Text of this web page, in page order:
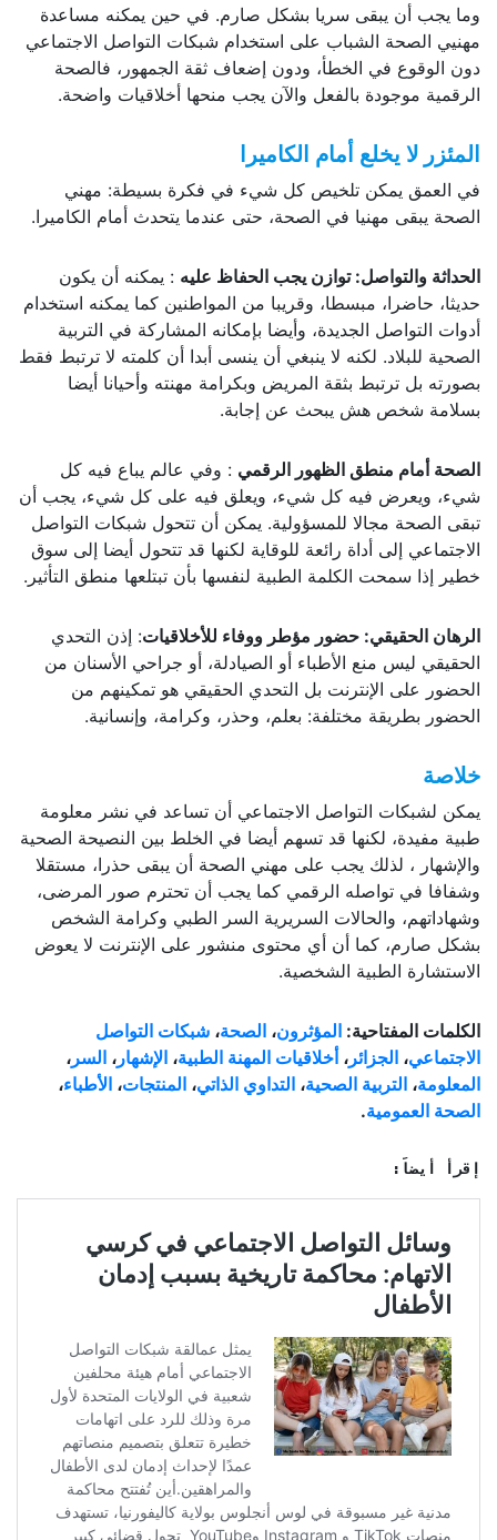
وما يجب أن يبقى سريا بشكل صارم. في حين يمكنه مساعدة
مهنيي الصحة الشباب على استخدام شبكات التواصل الاجتماعي
دون الوقوع في الخطأ، ودون إضعاف ثقة الجمهور، فالصحة
الرقمية موجودة بالفعل والآن يجب منحها أخلاقيات واضحة.
المئزر لا يخلع أمام الكاميرا
في العمق يمكن تلخيص كل شيء في فكرة بسيطة: مهني
الصحة يبقى مهنيا في الصحة، حتى عندما يتحدث أمام الكاميرا.
الحداثة والتواصل: توازن يجب الحفاظ عليه : يمكنه أن يكون
حديثا، حاضرا، مبسطا، وقريبا من المواطنين كما يمكنه استخدام
أدوات التواصل الجديدة، وأيضا بإمكانه المشاركة في التربية
الصحية للبلاد. لكنه لا ينبغي أن ينسى أبدا أن كلمته لا ترتبط فقط
بصورته بل ترتبط بثقة المريض وبكرامة مهنته وأحيانا أيضا
بسلامة شخص هش يبحث عن إجابة.
الصحة أمام منطق الظهور الرقمي : وفي عالم يباع فيه كل
شيء، ويعرض فيه كل شيء، ويعلق فيه على كل شيء، يجب أن
تبقى الصحة مجالا للمسؤولية. يمكن أن تتحول شبكات التواصل
الاجتماعي إلى أداة رائعة للوقاية لكنها قد تتحول أيضا إلى سوق
خطير إذا سمحت الكلمة الطبية لنفسها بأن تبتلعها منطق التأثير.
الرهان الحقيقي: حضور مؤطر ووفاء للأخلاقيات: إذن التحدي
الحقيقي ليس منع الأطباء أو الصيادلة، أو جراحي الأسنان من
الحضور على الإنترنت بل التحدي الحقيقي هو تمكينهم من
الحضور بطريقة مختلفة: بعلم، وحذر، وكرامة، وإنسانية.
خلاصة
يمكن لشبكات التواصل الاجتماعي أن تساعد في نشر معلومة
طبية مفيدة، لكنها قد تسهم أيضا في الخلط بين النصيحة الصحية
والإشهار ، لذلك يجب على مهني الصحة أن يبقى حذرا، مستقلا
وشفافا في تواصله الرقمي كما يجب أن تحترم صور المرضى،
وشهاداتهم، والحالات السريرية السر الطبي وكرامة الشخص
بشكل صارم، كما أن أي محتوى منشور على الإنترنت لا يعوض
الاستشارة الطبية الشخصية.
الكلمات المفتاحية: المؤثرون، الصحة، شبكات التواصل
الاجتماعي، الجزائر ، أخلاقيات المهنة الطبية، الإشهار ، السر ،
المعلومة، التربية الصحية، التداوي الذاتي، المنتجات، الأطباء،
الصحة العمومية.
إقرأ أيضاً: